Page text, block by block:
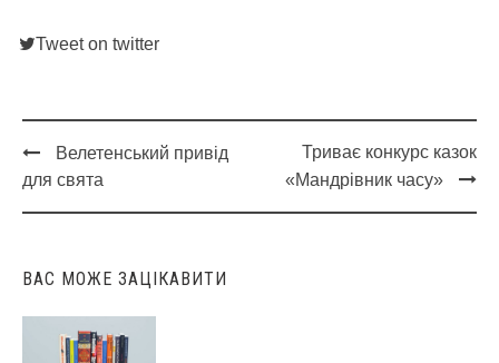
Tweet on twitter
Post
navigation
Велетенський привід
для свята
Триває конкурс казок
«Мандрівник часу»
ВАС МОЖЕ ЗАЦІКАВИТИ